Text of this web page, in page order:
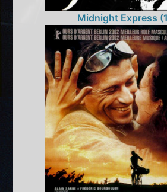
Midnight Express